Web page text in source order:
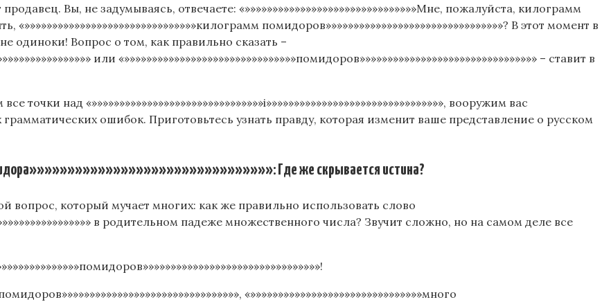
Вы, не задумываясь, отвечаете: «»»»»»»»»»»»»»»»»»»»»»»»»»»»»»»»Мне, пожалуйста, килограмм
«»»»»»»»»»»»»»»»»»»»»»»»»»»»»»»»килограмм помидоров»»»»»»»»»»»»»»»»»»»»»»»»»»»»»»»»? В этот момент в
одиноки! Вопрос о том, как правильно сказать –
или «»»»»»»»»»»»»»»»»»»»»»»»»»»»»»»»помидоров»»»»»»»»»»»»»»»»»»»»»»»»»»»»»»»» – ставит в
над «»»»»»»»»»»»»»»»»»»»»»»»»»»»»»»»i»»»»»»»»»»»»»»»»»»»»»»»»»»»»»»»», вооружим вас
ошибок. Приготовьтесь узнать правду, которая изменит ваше представление о русском
Где же скрывается истина?
вопрос, который мучает многих: как же правильно использовать слово
в родительном падеже множественного числа? Звучит сложно, но на самом деле все
«»»»»»»»»»»»»»»»»»»»»»»»»»»»»»»»много